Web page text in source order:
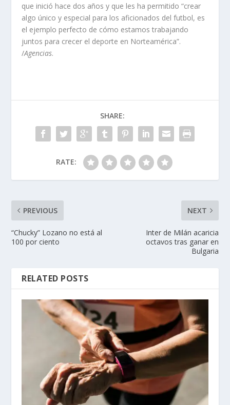
que inició hace dos años y que les ha permitido “crear
algo único y especial para los aficionados del futbol, es
el ejemplo perfecto de cómo estamos trabajando
juntos para crecer el deporte en Norteamérica”.
/Agencias.
SHARE:
RATE:
PREVIOUS
“Chucky” Lozano no está al
100 por ciento
NEXT
Inter de Milán acaricia
octavos tras ganar en
Bulgaria
RELATED POSTS